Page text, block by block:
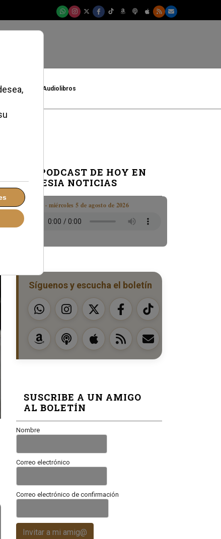
Cultura Audiolibros
EL PODCAST DE HOY EN
IGLESIA NOTICIAS
Boletín · miércoles 5 de agosto de 2026
Síguenos y escucha el boletín
SUSCRIBE A UN AMIGO
AL BOLETÍN
Nombre
Correo electrónico
Correo electrónico de confirmación
Invitar a mi amig@